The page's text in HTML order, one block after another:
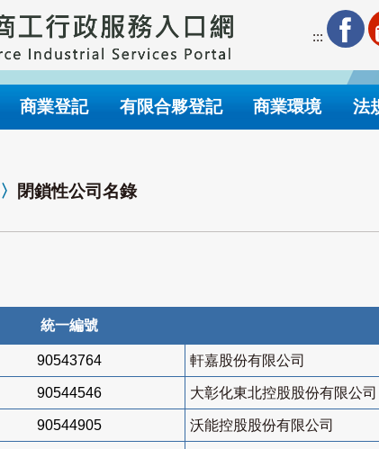
:::
商業登記 有限合夥登記 商業環境 法
〉 閉鎖性公司名錄
統一編號
90543764 軒嘉股份有限公司
90544546 大彰化東北控股股份有限公司
90544905 沃能控股股份有限公司